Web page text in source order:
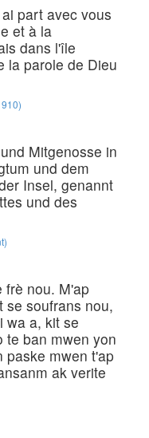
part avec vous
et à la
dans l'île
la parole de Dieu
Mitgenosse in
und dem
Insel, genannt
und des
frè nou. M'ap
se soufrans nou,
wa a, kit se
te ban mwen yon
paske mwen t'ap
ak verite